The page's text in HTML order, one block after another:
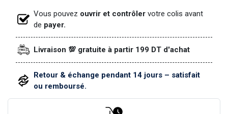
Vous pouvez ouvrir et contrôler votre colis avant
de payer.
Livraison 💯 gratuite à partir 199 DT d'achat
Retour & échange pendant 14 jours – satisfait
ou remboursé.